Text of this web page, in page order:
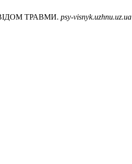
ТРАВМИ. psy-visnyk.uzhnu.uz.ua